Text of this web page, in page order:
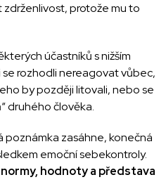
zdrženlivost, protože mu to
účastníků s nižším
rozhodli nereagovat vůbec,
by později litovali, nebo se
druhého člověka.
poznámka zasáhne, konečná
emoční sebekontroly.
hodnoty a představa